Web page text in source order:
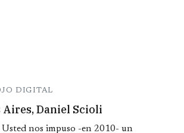
DIGITAL
Daniel Scioli
nos impuso -en 2010- un